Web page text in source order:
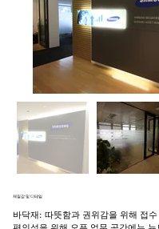
재질감 및 디테일
바닥재: 따뜻함과 권위감을 위해 접